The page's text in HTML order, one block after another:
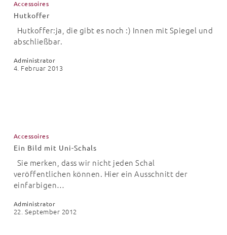
Accessoires
Hutkoffer
Hutkoffer:ja, die gibt es noch :) Innen mit Spiegel und
abschließbar.
Administrator
4. Februar 2013
mit
Uni-
Schals
Accessoires
Ein Bild mit Uni-Schals
Sie merken, dass wir nicht jeden Schal
veröffentlichen können. Hier ein Ausschnitt der
einfarbigen…
Administrator
22. September 2012